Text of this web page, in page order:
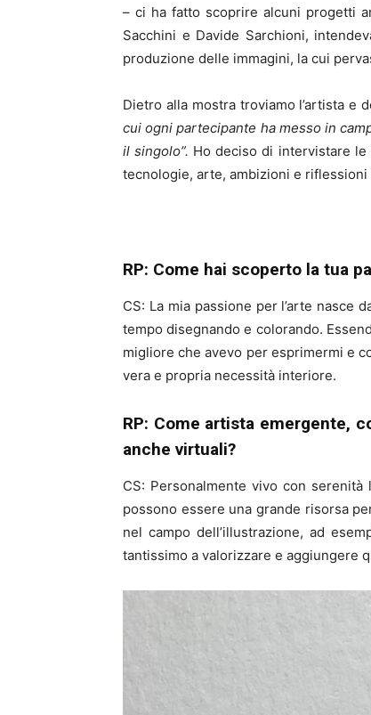
– ci ha fatto scoprire alcuni progetti
Sacchini e Davide Sarchioni,
produzione delle immagini, la cui
Dietro alla mostra troviamo l’artista e
cui ogni partecipante ha messo in
il singolo”. Ho deciso di intervistare
tecnologie, arte, ambizioni e riflessioni
RP: Come hai scoperto la tua
CS: La mia passione per l’arte nasce
tempo disegnando e colorando.
migliore che avevo per esprimermi e
vera e propria necessità interiore.
RP: Come artista emergente,
anche virtuali?
CS: Personalmente vivo con
possono essere una grande risorsa
nel campo dell’illustrazione, ad
tantissimo a valorizzare e aggiungere